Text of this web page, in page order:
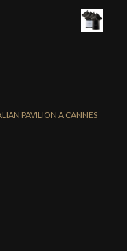
PAVILION A CANNES